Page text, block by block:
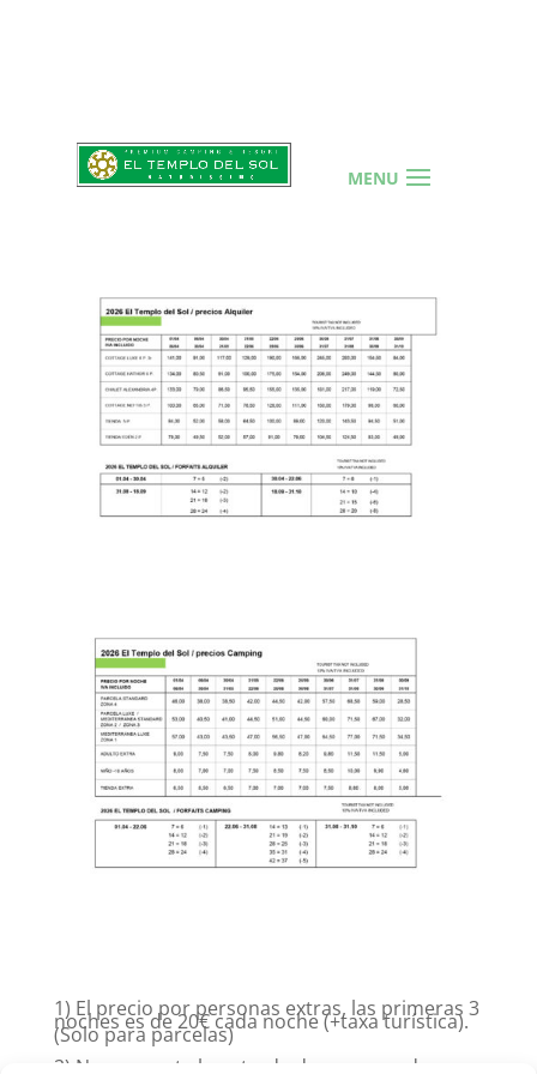
1) El precio por personas extras, las primeras 3
noches es de 20€ cada noche (+taxa turística).
(Solo para parcelas)
2) No se acepta la entrada de un segundo